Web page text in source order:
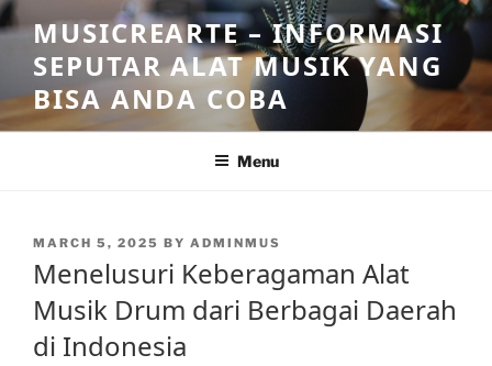
Skip
to
content
MUSICREARTE – INFORMASI
SEPUTAR ALAT MUSIK YANG
BISA ANDA COBA
Menu
POSTED
MARCH 5, 2025 BY ADMINMUS
Menelusuri Keberagaman Alat
Musik Drum dari Berbagai Daerah
di Indonesia